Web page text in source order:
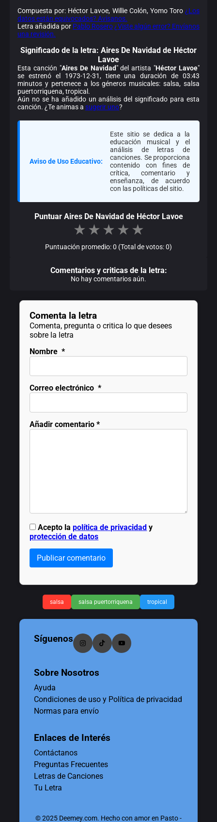
Compuesta por: Héctor Lavoe, Willie Colón, Yomo Toro ¿Los
datos están equivocados? Avísanos.
Letra añadida por Pablo Rosero¿Viste algún error? Envíanos
una revisión.
Significado de la letra: Aires De Navidad de Héctor
Lavoe
Esta canción "Aires De Navidad" del artista "Héctor Lavoe"
se estrenó el 1973-12-31, tiene una duración de 03:43
minutos y pertenece a los géneros musicales: salsa, salsa
puertorriquena, tropical.
Aún no se ha añadido un análisis del significado para esta
canción. ¿Te animas a sugerir uno?
Aviso de Uso Educativo:
Este sitio se dedica a la
educación musical y el
análisis de letras de
canciones. Se proporciona
contenido con fines de
crítica, comentario y
enseñanza, de acuerdo
con las políticas del sitio.
Puntuar Aires De Navidad de Héctor Lavoe
★ ★ ★ ★ ★
Puntuación promedio: 0 (Total de votos: 0)
Comentarios y criticas de la letra:
No hay comentarios aún.
Comenta la letra
Comenta, pregunta o critica lo que desees
sobre la letra
Nombre *
Correo electrónico *
Añadir comentario *
Acepto lapolítica de privacidad y
protección de datos
Publicar comentario
salsa salsa puertorriquena tropical
Síguenos
Sobre Nosotros
Ayuda
Condiciones de uso y Política de privacidad
Normas para envío
Enlaces de Interés
Contáctanos
Preguntas Frecuentes
Letras de Canciones
Tu Letra
© 2025 Deemey.com. Hecho con amor en Pasto -